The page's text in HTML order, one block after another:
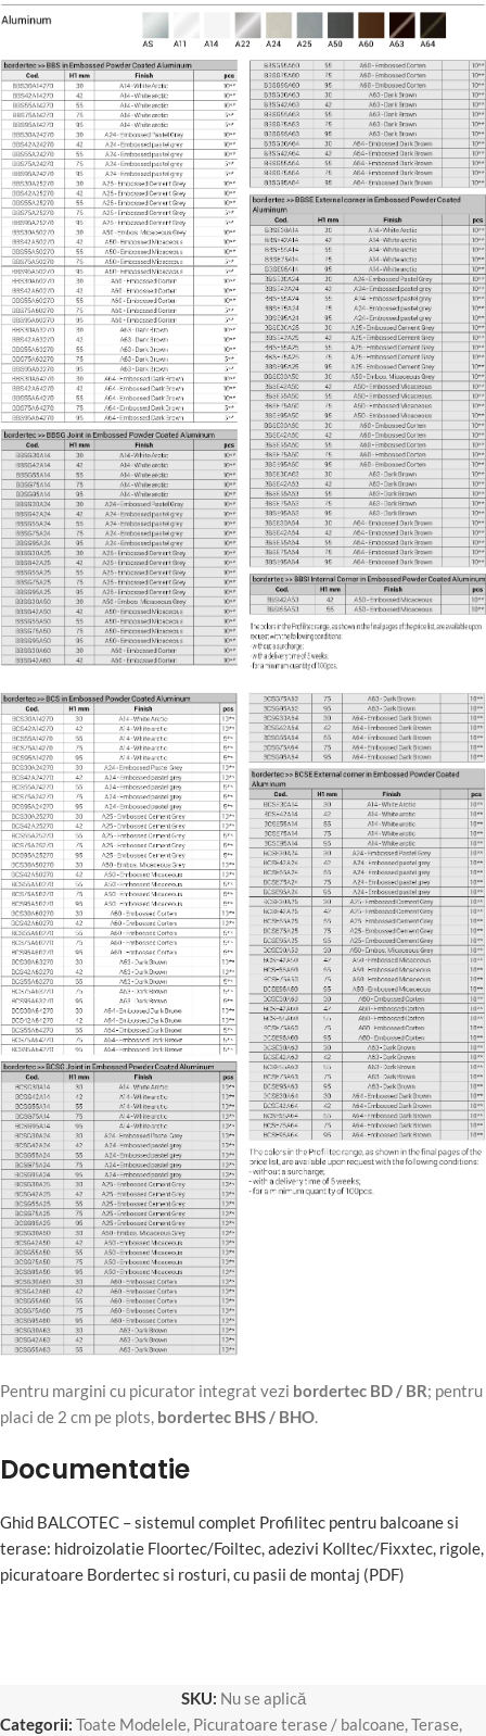
Pentru margini cu picurator integrat vezi bordertec BD / BR; pentru
placi de 2 cm pe plots, bordertec BHS / BHO.
Documentatie
Ghid BALCOTEC – sistemul complet Profilitec pentru balcoane si
terase: hidroizolatie Floortec/Foiltec, adezivi Kolltec/Fixxtec, rigole,
picuratoare Bordertec si rosturi, cu pasii de montaj (PDF)
SKU: Nu se aplică
Categorii: Toate Modelele, Picuratoare terase / balcoane,Terase,